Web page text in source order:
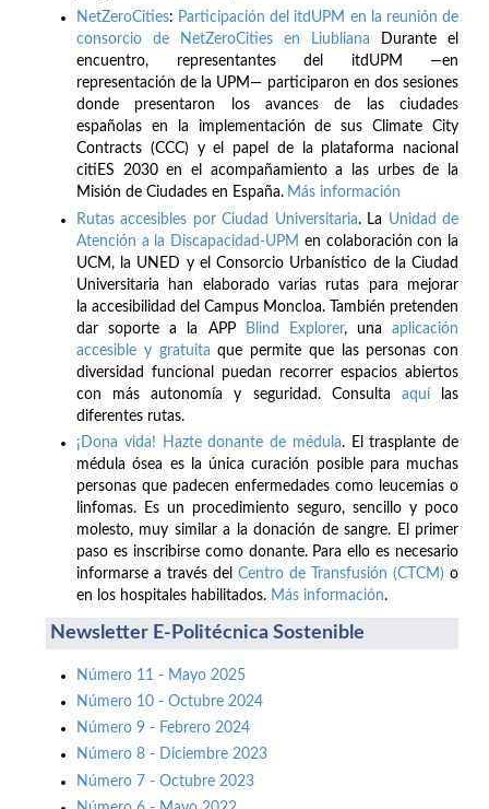
NetZeroCities: Participación del itdUPM en la reunión de
consorcio de NetZeroCities en Liubliana Durante el
encuentro, representantes del itdUPM —en
representación de la UPM— participaron en dos sesiones
donde presentaron los avances de las ciudades
españolas en la implementación de sus Climate City
Contracts (CCC) y el papel de la plataforma nacional
citiES 2030 en el acompañamiento a las urbes de la
Misión de Ciudades en España. Más información
Rutas accesibles por Ciudad Universitaria. La Unidad de
Atención a la Discapacidad-UPM en colaboración con la
UCM, la UNED y el Consorcio Urbanístico de la Ciudad
Universitaria han elaborado varias rutas para mejorar
la accesibilidad del Campus Moncloa. También pretenden
dar soporte a la APP
Blind Explorer, una aplicación
accesible y gratuita que permite que las personas con
diversidad funcional puedan recorrer espacios abiertos
con más autonomía y seguridad. Consulta aquílas
diferentes rutas.
¡Dona vida! Hazte donante de médula. El trasplante de
médula ósea es la única curación posible para muchas
personas que padecen enfermedades como leucemias o
linfomas. Es un procedimiento seguro, sencillo y poco
molesto, muy similar a la donación de sangre. El primer
paso es inscribirse como donante. Para ello es necesario
informarse a través del Centro de Transfusión (CTCM) o
en los hospitales habilitados. Más información.
Newsletter E-Politécnica Sostenible
Número 11 - Mayo 2025
Número 10 - Octubre 2024
Número 9 - Febrero 2024
Número 8 - Diciembre 2023
Número 7 - Octubre 2023